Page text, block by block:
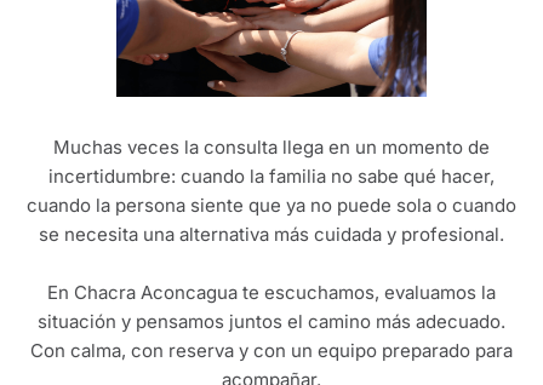
Muchas veces la consulta llega en un momento de
incertidumbre: cuando la familia no sabe qué hacer,
cuando la persona siente que ya no puede sola o cuando
se necesita una alternativa más cuidada y profesional.
En Chacra Aconcagua te escuchamos, evaluamos la
situación y pensamos juntos el camino más adecuado.
Con calma, con reserva y con un equipo preparado para
acompañar.